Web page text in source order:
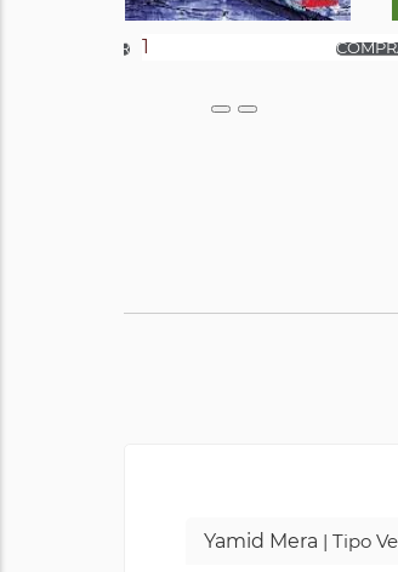
Yamid Mera | Tipo